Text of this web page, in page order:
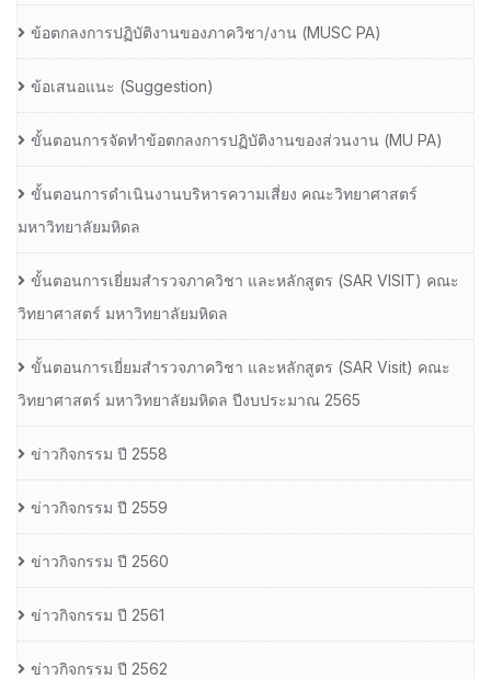
ข้อตกลงการปฏิบัติงานของภาควิชา/งาน (MUSC PA)
ข้อเสนอแนะ (Suggestion)
ขั้นตอนการจัดทำข้อตกลงการปฏิบัติงานของส่วนงาน (MU PA)
ขั้นตอนการดำเนินงานบริหารความเสี่ยง คณะวิทยาศาสตร์
มหาวิทยาลัยมหิดล
ขั้นตอนการเยี่ยมสำรวจภาควิชา และหลักสูตร (SAR VISIT) คณะ
วิทยาศาสตร์ มหาวิทยาลัยมหิดล
ขั้นตอนการเยี่ยมสำรวจภาควิชา และหลักสูตร (SAR Visit) คณะ
วิทยาศาสตร์ มหาวิทยาลัยมหิดล ปีงบประมาณ 2565
ข่าวกิจกรรม ปี 2558
ข่าวกิจกรรม ปี 2559
ข่าวกิจกรรม ปี 2560
ข่าวกิจกรรม ปี 2561
ข่าวกิจกรรม ปี 2562